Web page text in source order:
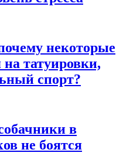
некоторые
татуировки,
спорт?
в
не боятся